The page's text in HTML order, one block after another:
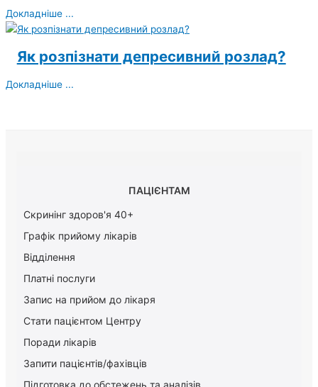
Докладніше ...
Як розпізнати депресивний розлад?
Докладніше ...
ПАЦІЄНТАМ
Скринінг здоров'я 40+
Графік прийому лікарів
Відділення
Платні послуги
Запис на прийом до лікаря
Стати пацієнтом Центру
Поради лікарів
Запити пацієнтів/фахівців
Підготовка до обстежень та аналізів